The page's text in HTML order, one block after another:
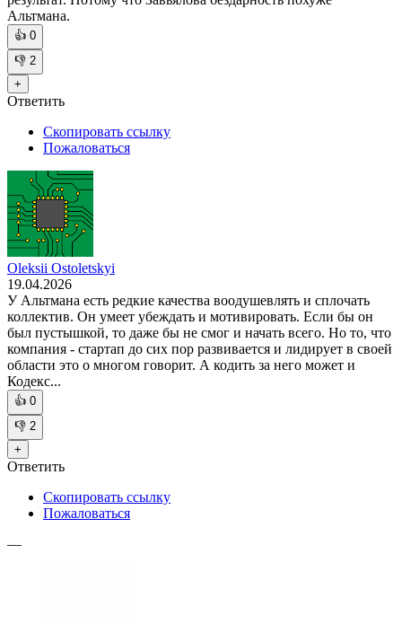
Альтмана.
👍 0
👎 2
+
Ответить
Скопировать ссылку
Пожаловаться
Oleksii Ostoletskyi
19.04.2026
У Альтмана есть редкие качества воодушевлять и сплочать
коллектив. Он умеет убеждать и мотивировать. Если бы он
был пустышкой, то даже бы не смог и начать всего. Но то, что
компания - стартап до сих пор развивается и лидирует в своей
области это о многом говорит. А кодить за него может и
Кодекс...
👍 0
👎 2
+
Ответить
Скопировать ссылку
Пожаловаться
—